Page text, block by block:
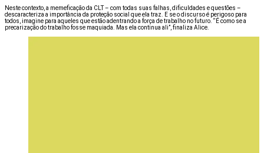
Neste contexto, a memeficação da CLT – com todas suas falhas, dificuldades e questões –
descaracteriza a importância da proteção social que ela traz. E se o discurso é perigoso para
todos, imagine para aqueles que estão adentrando a força de trabalho no futuro. “É como se a
precarização do trabalho fosse maquiada. Mas ela continua ali”, finaliza Alice.